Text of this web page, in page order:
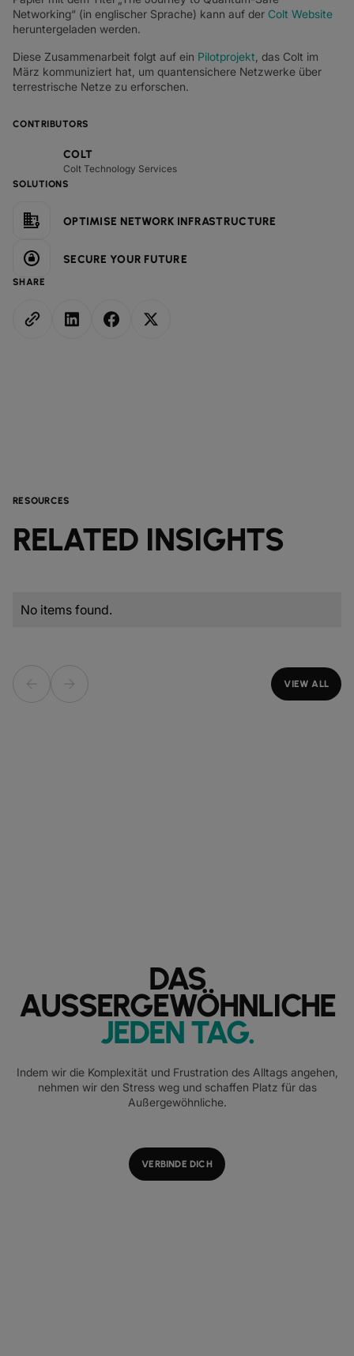
CONTRIBUTORS
COLT
Colt Technology Services
SOLUTIONS
OPTIMISE NETWORK INFRASTRUCTURE
SECURE YOUR FUTURE
SHARE
Networking“ (in englischer Sprache) kann auf der Colt Website
heruntergeladen werden.
Diese Zusammenarbeit folgt auf ein Pilotprojekt , das Colt im
März kommuniziert hat, um quantensichere Netzwerke über
terrestrische Netze zu erforschen.
RESOURCES
RELATED INSIGHTS
No items found.
VIEW ALL
DAS
AUSSERGEWÖHNLICHE
JEDEN TAG.
Indem wir die Komplexität und Frustration des Alltags angehen,
nehmen wir den Stress weg und schaffen Platz für das
Außergewöhnliche.
VERBINDE DICH